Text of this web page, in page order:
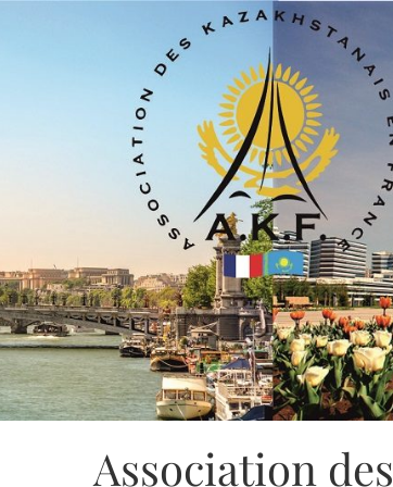
Association des